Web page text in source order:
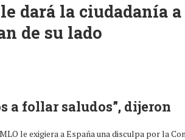
dará la ciudadanía
de su lado
a follar saludos”, dijeron
le exigiera a España una disculpa por la